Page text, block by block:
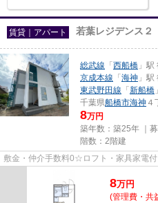
賃貸｜アパート 若葉レジデンス２
総武線 「 西船橋 」
京成本線 「 海神 」駅
東武野田線 「 新船橋
千葉県船橋市海神 ４
8万円
築年数：築25年 ｜募
階数：2階建
敷金・仲介手数料0☆ロフト・家具家電
8万円
(管理費・共